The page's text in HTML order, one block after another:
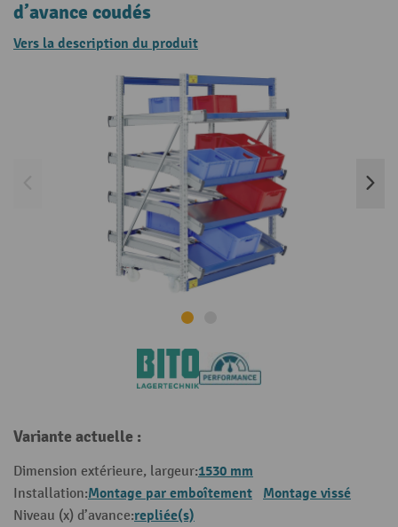
d’avance coudés
Vers la description du produit
Variante actuelle :
Dimension extérieure, largeur:1530 mm
Installation:Montage par emboîtement Montage vissé
Niveau (x) d’avance:repliée(s)